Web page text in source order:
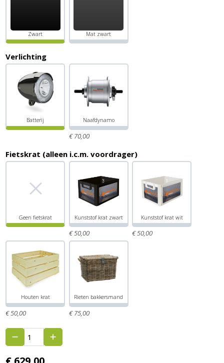
Zwart Mat zwart
Verlichting
Batterij Naafdynamo
€70,00
Fietskrat (alleen i.c.m. voordrager)
Geen fietskrat Kunststof krat zwart
€50,00
Kunststof krat wit
€50,00
Houten krat
€50,00
Rieten bakkersmand
€75,00